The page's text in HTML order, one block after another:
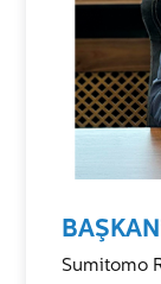
Sumitomo